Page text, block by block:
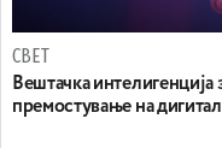
СВЕТ
Вештачка
премостување на